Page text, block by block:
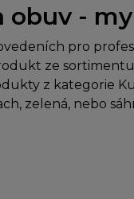
obuv -
pro
ze sortimentu
z kategorie
zelená, nebo